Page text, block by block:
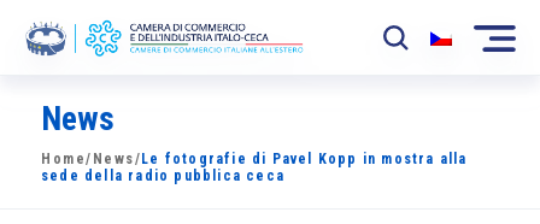
La Camera
News
News
Home/ News/ Le fotografie di Pavel Kopp in mostra alla
sede della radio pubblica ceca